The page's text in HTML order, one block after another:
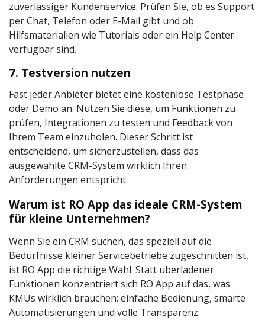
zuverlässiger Kundenservice. Prüfen Sie, ob es Support
per Chat, Telefon oder E-Mail gibt und ob
Hilfsmaterialien wie Tutorials oder ein Help Center
verfügbar sind.
7. Testversion nutzen
Fast jeder Anbieter bietet eine kostenlose Testphase
oder Demo an. Nutzen Sie diese, um Funktionen zu
prüfen, Integrationen zu testen und Feedback von
Ihrem Team einzuholen. Dieser Schritt ist
entscheidend, um sicherzustellen, dass das
ausgewählte CRM-System wirklich Ihren
Anforderungen entspricht.
Warum ist RO App das ideale CRM-System
für kleine Unternehmen?
Wenn Sie ein CRM suchen, das speziell auf die
Bedürfnisse kleiner Servicebetriebe zugeschnitten ist,
ist RO App die richtige Wahl. Statt überladener
Funktionen konzentriert sich RO App auf das, was
KMUs wirklich brauchen: einfache Bedienung, smarte
Automatisierungen und volle Transparenz.